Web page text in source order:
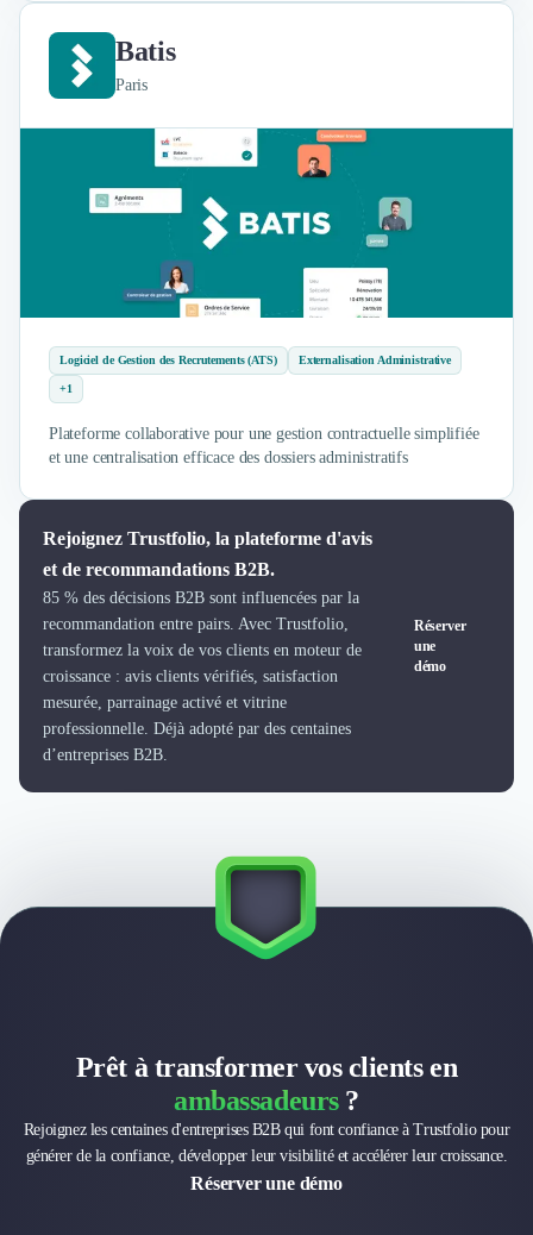
Batis
Paris
Logiciel de Gestion des Recrutements (ATS) Externalisation Administrative
+1
Plateforme collaborative pour une gestion contractuelle simplifiée
et une centralisation efficace des dossiers administratifs
Rejoignez Trustfolio, la plateforme d'avis
et de recommandations B2B.
85 % des décisions B2B sont influencées par la
recommandation entre pairs. Avec Trustfolio,
transformez la voix de vos clients en moteur de
croissance : avis clients vérifiés, satisfaction
mesurée, parrainage activé et vitrine
professionnelle. Déjà adopté par des centaines
d’entreprises B2B.
Réserver
une
démo
Prêt à transformer vos clients en
ambassadeurs?
Rejoignez les centaines d'entreprises B2B qui font confiance à Trustfolio pour
générer de la confiance, développer leur visibilité et accélérer leur croissance.
Réserver une démo